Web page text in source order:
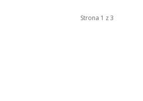
Strona 1 z 3